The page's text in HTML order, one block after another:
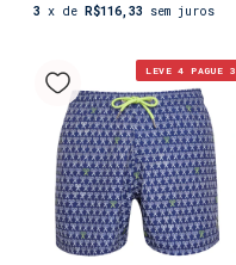
3 x de R$116,33 sem juros
LEVE 4 PAGUE 3